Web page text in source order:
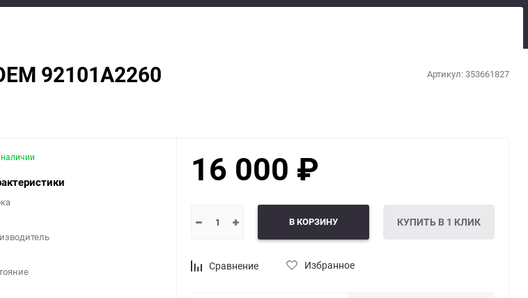
92101A2260 Артикул:353661827
16 000 ₽
В КОРЗИНУ КУПИТЬ В 1 КЛИК
Сравнение Избранное